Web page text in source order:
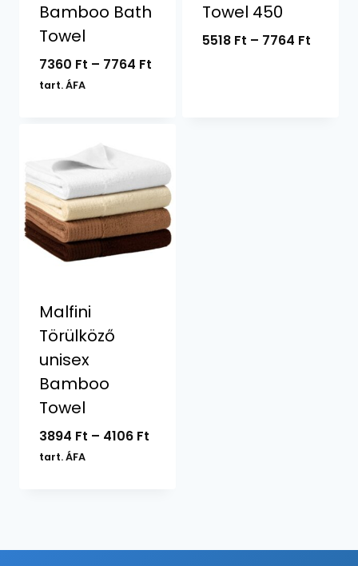
Bamboo Bath
Towel
7360 Ft – 7764 FtÁrtartomány:
tart. ÁFA
Towel 450
5518 Ft – 7764 Ft
Malfini
Törülköző
unisex
Bamboo
Towel
3894 Ft – 4106 FtÁrtartomány:
tart. ÁFA